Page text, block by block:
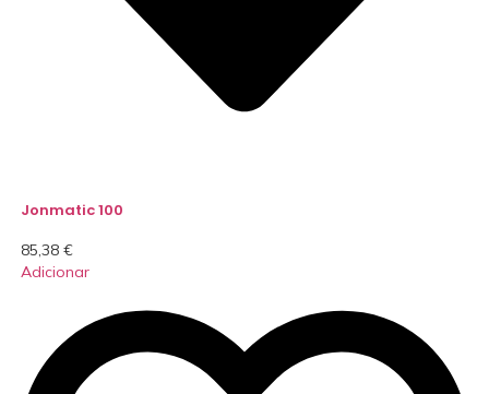
Jonmatic 100
85,38 €
Adicionar